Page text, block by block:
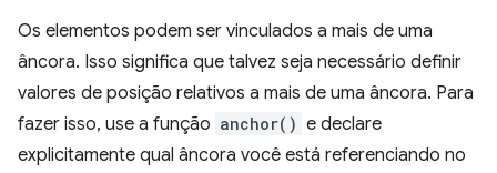
Os elementos podem ser vinculados a mais de uma
âncora. Isso significa que talvez seja necessário definir
valores de posição relativos a mais de uma âncora. Para
fazer isso, use a função anchor() e declare
explicitamente qual âncora você está referenciando no